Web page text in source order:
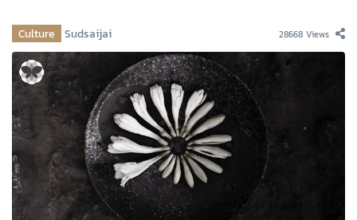
Culture Sudsaijai 28668 Views